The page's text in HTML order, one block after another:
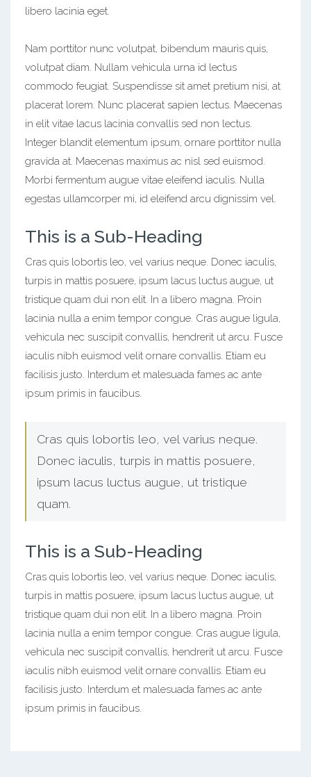
libero lacinia eget.
Nam porttitor nunc volutpat, bibendum mauris quis,
volutpat diam. Nullam vehicula urna id lectus
commodo feugiat. Suspendisse sit amet pretium nisi, at
placerat lorem. Nunc placerat sapien lectus. Maecenas
in elit vitae lacus lacinia convallis sed non lectus.
Integer blandit elementum ipsum, ornare porttitor nulla
gravida at. Maecenas maximus ac nisl sed euismod.
Morbi fermentum augue vitae eleifend iaculis. Nulla
egestas ullamcorper mi, id eleifend arcu dignissim vel.
This is a Sub-Heading
Cras quis lobortis leo, vel varius neque. Donec iaculis,
turpis in mattis posuere, ipsum lacus luctus augue, ut
tristique quam dui non elit. In a libero magna. Proin
lacinia nulla a enim tempor congue. Cras augue ligula,
vehicula nec suscipit convallis, hendrerit ut arcu. Fusce
iaculis nibh euismod velit ornare convallis. Etiam eu
facilisis justo. Interdum et malesuada fames ac ante
ipsum primis in faucibus.
Cras quis lobortis leo, vel varius neque.
Donec iaculis, turpis in mattis posuere,
ipsum lacus luctus augue, ut tristique
quam.
This is a Sub-Heading
Cras quis lobortis leo, vel varius neque. Donec iaculis,
turpis in mattis posuere, ipsum lacus luctus augue, ut
tristique quam dui non elit. In a libero magna. Proin
lacinia nulla a enim tempor congue. Cras augue ligula,
vehicula nec suscipit convallis, hendrerit ut arcu. Fusce
iaculis nibh euismod velit ornare convallis. Etiam eu
facilisis justo. Interdum et malesuada fames ac ante
ipsum primis in faucibus.